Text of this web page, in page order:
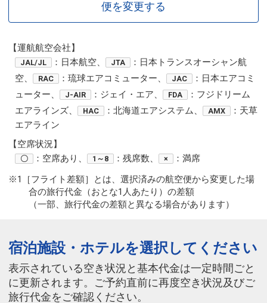
便を変更する
【運航航空会社】
JAL/JL ：日本航空、 JTA
：日本トランスオーシャン航
空、
RAC ：琉球エアコミューター、 JAC
：日本エアコミ
ューター、
J-AIR ：ジェイ・エア、 FDA
：フジドリーム
エアラインズ、
HAC ：北海道エアシステム、 AMX
：天草
エアライン
【空席状況】
〇 ：空席あり、 1～8 ：残席数、 ×
：満席
※1［フライト差額］とは、選択済みの航空便から変更した場
合の旅行代金（おとな1人あたり）の差額
（一部、旅行代金の差額と異なる場合があります）
宿泊施設・ホテルを選択してください
表示されている空き状況と基本代金は一定時間ごと
に更新されます。ご予約直前に再度空き状況及びご
旅行代金をご確認ください。